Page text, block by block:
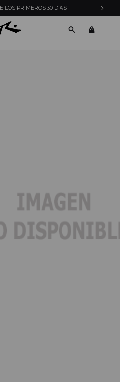
LOS PRIMEROS 30 DÍAS